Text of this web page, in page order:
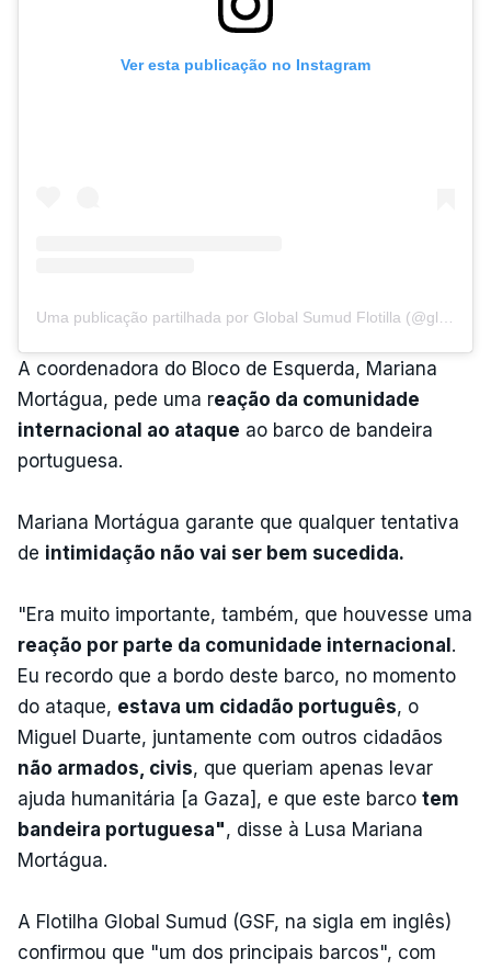
Ver esta publicação no Instagram
A coordenadora do Bloco de Esquerda, Mariana
Mortágua, pede uma reação da comunidade
internacional ao ataque ao barco de bandeira
portuguesa.
Mariana Mortágua garante que qualquer tentativa
de intimidação não vai ser bem sucedida.
"Era muito importante, também, que houvesse uma
reação por parte da comunidade internacional.
Eu recordo que a bordo deste barco, no momento
do ataque, estava um cidadão português, o
Miguel Duarte, juntamente com outros cidadãos
não armados, civis, que queriam apenas levar
ajuda humanitária [a Gaza], e que este barco tem
bandeira portuguesa", disse à Lusa Mariana
Mortágua.
A Flotilha Global Sumud (GSF, na sigla em inglês)
confirmou que "um dos principais barcos", com